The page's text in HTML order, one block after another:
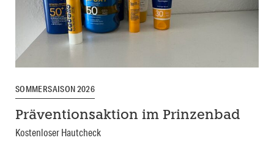
SOMMERSAISON 2026
Präventionsaktion im Prinzenbad
Kostenloser Hautcheck